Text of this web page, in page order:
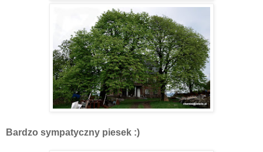
Bardzo sympatyczny piesek :)